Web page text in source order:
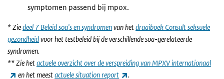
symptomen passend bij mpox.
* Ziedeel 7 Beleid soa's en syndromenvan hetdraaiboek Consult seksuele
gezondheidvoor het testbeleid bij de verschillende soa-gerelateerde
syndromen.
** Zie hetactuele overzicht over de verspreiding van MPXV internationaal
(externe link)
en het meestactuele situation report (externe link)
.